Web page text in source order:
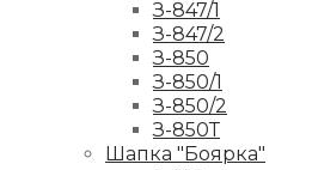
З-847/1
З-847/2
З-850
З-850/1
З-850/2
З-850Т
Шапка "Боярка"